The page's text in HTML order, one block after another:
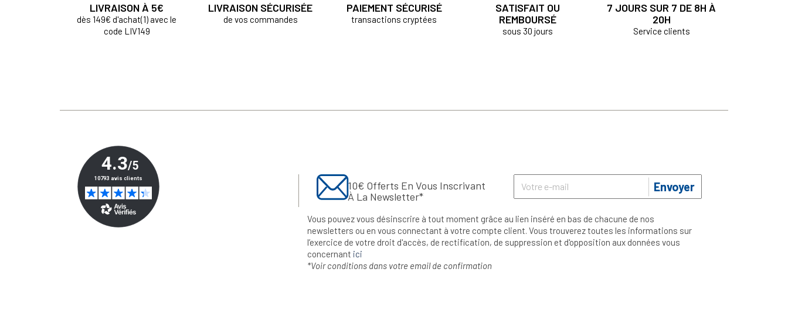
LIVRAISON À 5€
dès 149€ d'achat(1) avec le
code LIV149
LIVRAISON SÉCURISÉE
de vos commandes
PAIEMENT SÉCURISÉ
transactions cryptées
SATISFAIT OU
REMBOURSÉ
sous 30 jours
7 JOURS SUR 7 DE 8H À
20H
Service clients
10€ Offerts En Vous Inscrivant
À La Newsletter*
Envoyer
Vous pouvez vous désinscrire à tout moment grâce au lien inséré en bas de chacune de nos
newsletters ou en vous connectant à votre compte client. Vous trouverez toutes les informations sur
l’exercice de votre droit d'accès, de rectification, de suppression et d'opposition aux données vous
concernant ici
*Voir conditions dans votre email de confirmation